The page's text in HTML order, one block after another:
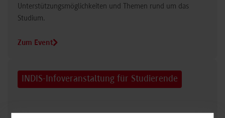
Unterstützungsmöglichkeiten und Themen rund um das
Studium.
Zum Event
INDIS-Infoveranstaltung für Studierende